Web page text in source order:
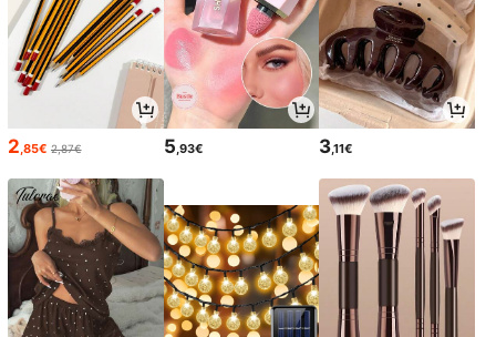
2,85€ 2,87€ 5,93€ 3,11€